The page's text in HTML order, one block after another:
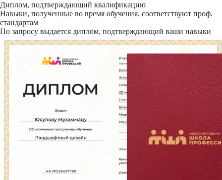
Диплом, подтверждающий квалификацию
Навыки, полученные во время обучения, соответствуют проф.
стандартам
По запросу выдается диплом, подтверждающий ваши навыки